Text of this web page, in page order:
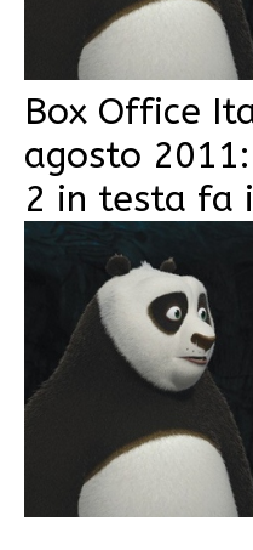
Box Office
agosto
2 in testa fa